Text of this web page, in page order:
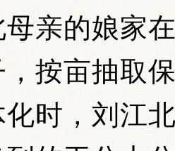
母亲的娘家
，按亩抽取
化时，刘江